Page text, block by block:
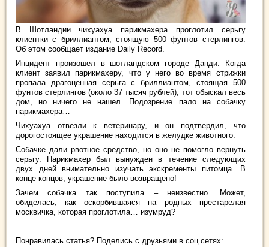
В Шотландии чихуахуа парикмахера проглотил серьгу
клиентки с бриллиантом, стоящую 500 фунтов стерлингов.
Об этом сообщает издание Daily Record.
Инцидент произошел в шотландском городе Данди. Когда
клиент заявил парикмахеру, что у него во время стрижки
пропала драгоценная серьга с бриллиантом, стоящая 500
фунтов стерлингов (около 37 тысяч рублей), тот обыскал весь
дом, но ничего не нашел. Подозрение пало на собачку
парикмахера…
Чихуахуа отвезли к ветеринару, и он подтвердил, что
дорогостоящее украшение находится в желудке животного.
Собачке дали рвотное средство, но оно не помогло вернуть
серьгу. Парикмахер был вынужден в течение следующих
двух дней внимательно изучать экскременты питомца. В
конце концов, украшение было возвращено!
Зачем собачка так поступила – неизвестно. Может,
обиделась, как оскорбившаяся на родных престарелая
москвичка, которая проглотила… изумруд?
Понравилась статья? Поделись с друзьями в соц.сетях: